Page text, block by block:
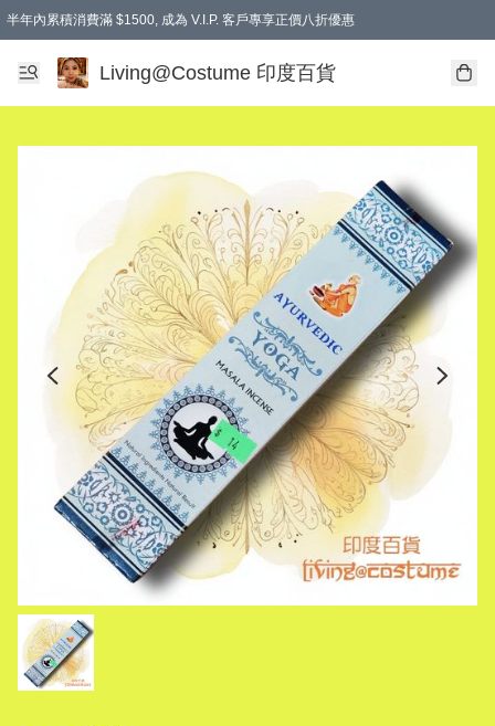
半年內累積消費滿 $1500, 成為 V.I.P. 客戶專享正價八折優惠
滿$600免本地運費
Living@Costume 印度百貨